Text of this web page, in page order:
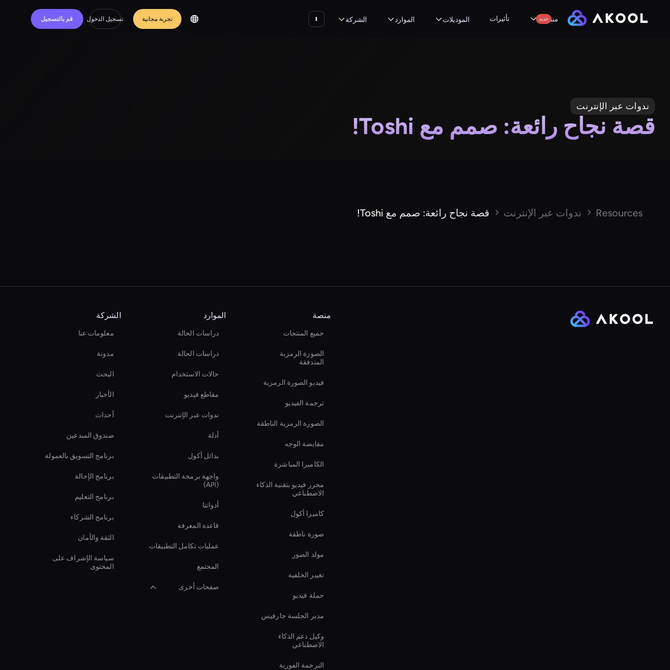
منتجات
جديد تأثيرات الموديلات الموارد الشركة تجربة مجانية تسجيل الدخول قم بالتسجيل
ندوات عبر الإنترنت
قصة نجاح رائعة: صمم مع Toshi!
Resources ندوات عبر الإنترنت قصة نجاح رائعة: صمم مع Toshi!
منصة
جميع المنتجات
الصورة الرمزية
المتدفقة
فيديو الصورة الرمزية
ترجمة الفيديو
الصورة الرمزية الناطقة
مقايضة الوجه
الكاميرا المباشرة
محرر فيديو بتقنية الذكاء
الاصطناعي
كاميرا أكول
صورة ناطقة
مولد الصور
تغيير الخلفية
حملة فيديو
مدير الجلسة جارفيس
وكيل دعم الذكاء
الاصطناعي
الترجمة الفورية
الموارد
دراسات الحالة
دراسات الحالة
حالات الاستخدام
مقاطع فيديو
ندوات عبر الإنترنت
أدلة
بدائل أكول
واجهة برمجة التطبيقات
(API)
أدواتنا
قاعدة المعرفة
عمليات تكامل التطبيقات
المجتمع
صفحات أخرى
الشركة
معلومات عنا
مدونة
البحث
الأخبار
أحداث
صندوق المبدعين
برنامج التسويق بالعمولة
برنامج الإحالة
برنامج التعليم
برنامج الشركاء
الثقة والأمان
سياسة الإشراف على
المحتوى